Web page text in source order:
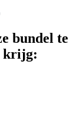
bundel te
krijg: